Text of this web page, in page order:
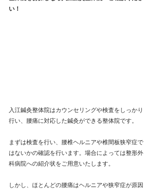
い！
入江鍼灸整体院はカウンセリングや検査をしっかり
行い、腰痛に対応した鍼灸ができる整体院です。
まずは検査を行い、腰椎ヘルニアや椎間板狭窄症で
はないかの確認を行います。場合によっては整形外
科病院への紹介状をご用意いたします。
しかし、ほとんどの腰痛はヘルニアや狭窄症が原因